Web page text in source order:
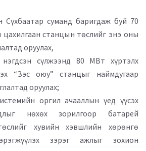
Сүхбаатар суманд баригдаж буй 70
станцын төслийг энэ оны
оруулах,
сүлжээнд 80 МВт хүртэлх
“Зэс оюу” станцыг наймдугаар
оруулах;
оргил ачааллын үед үүсэх
нөхөх зорилгоор батарей
хувийн хэвшлийн хөрөнгө
зэрэг ажлыг зохион